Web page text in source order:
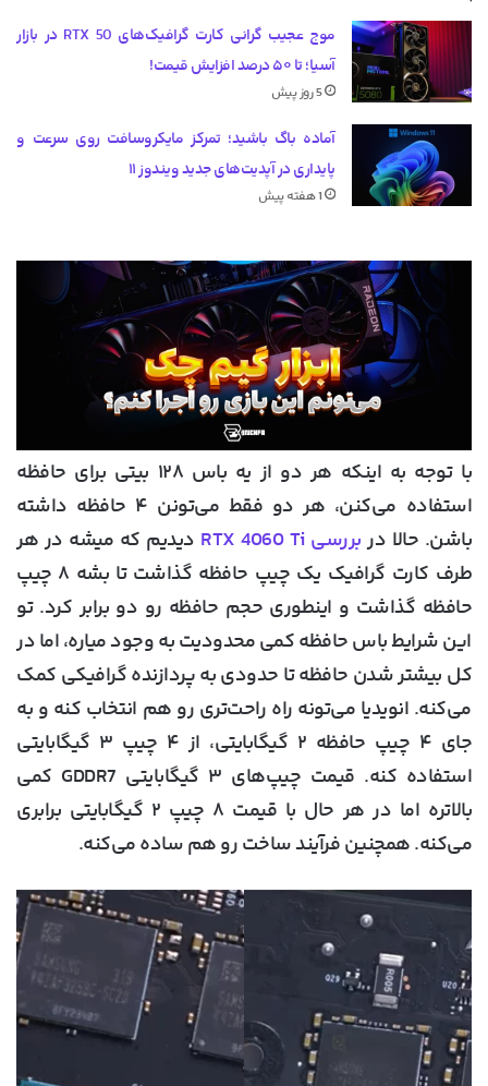
موج عجیب گرانی کارت گرافیک‌های RTX 50 در بازار
آسیا؛ تا ۵۰ درصد افزایش قیمت!
5 روز پیش
آماده باگ باشید؛ تمرکز مایکروسافت روی سرعت و
پایداری در آپدیت‌های جدید ویندوز ۱۱
1 هفته پیش
با توجه به اینکه هر دو از یه باس ۱۲۸ بیتی برای حافظه
استفاده می‌کنن، هر دو فقط می‌تونن ۴ حافظه داشته
باشن. حالا دربررسی RTX 4060 Ti
دیدیم که میشه در هر
طرف کارت گرافیک یک چیپ حافظه گذاشت تا بشه ۸ چیپ
حافظه گذاشت و اینطوری حجم حافظه رو دو برابر کرد. تو
این شرایط باس حافظه کمی محدودیت به وجود میاره، اما در
کل بیشتر شدن حافظه تا حدودی به پردازنده گرافیکی کمک
می‌کنه. انویدیا می‌تونه راه راحت‌تری رو هم انتخاب کنه و به
جای ۴ چیپ حافظه ۲ گیگابایتی، از ۴ چیپ ۳ گیگابایتی
استفاده کنه. قیمت چیپ‌های ۳ گیگابایتی GDDR7 کمی
بالاتره اما در هر حال با قیمت ۸ چیپ ۲ گیگابایتی برابری
می‌کنه. همچنین فرآیند ساخت رو هم ساده می‌کنه.